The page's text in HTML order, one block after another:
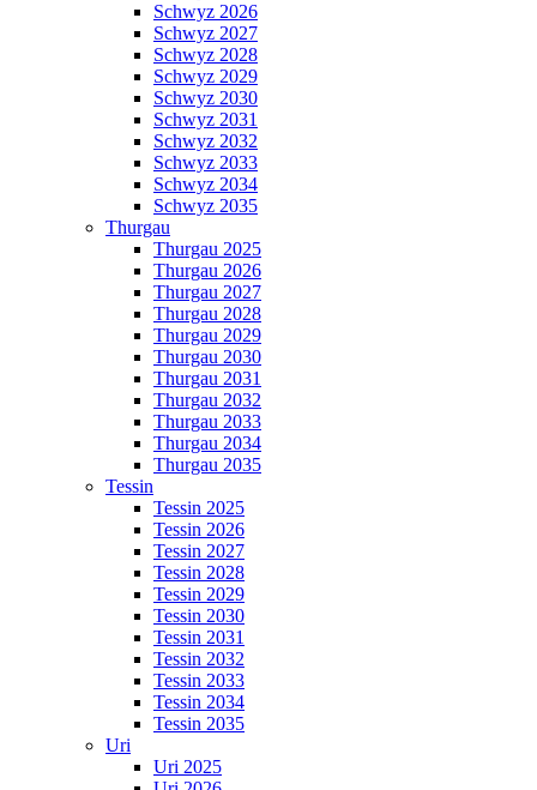
Schwyz 2026
Schwyz 2027
Schwyz 2028
Schwyz 2029
Schwyz 2030
Schwyz 2031
Schwyz 2032
Schwyz 2033
Schwyz 2034
Schwyz 2035
Thurgau
Thurgau 2025
Thurgau 2026
Thurgau 2027
Thurgau 2028
Thurgau 2029
Thurgau 2030
Thurgau 2031
Thurgau 2032
Thurgau 2033
Thurgau 2034
Thurgau 2035
Tessin
Tessin 2025
Tessin 2026
Tessin 2027
Tessin 2028
Tessin 2029
Tessin 2030
Tessin 2031
Tessin 2032
Tessin 2033
Tessin 2034
Tessin 2035
Uri
Uri 2025